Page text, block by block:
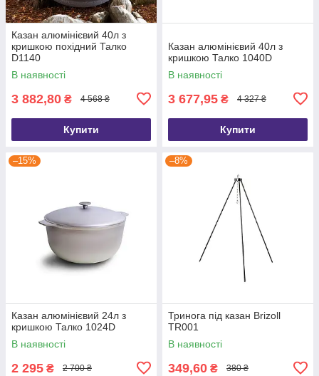
Казан алюмінієвий 40л з
кришкою похідний Талко
D1140
В наявності
3 882,80 ₴ 4 568 ₴
Купити
Казан алюмінієвий 40л з
кришкою Талко 1040D
В наявності
3 677,95 ₴ 4 327 ₴
Купити
–15%
Казан алюмінієвий 24л з
кришкою Талко 1024D
В наявності
2 295 ₴ 2 700 ₴
–8%
Тринога під казан Brizoll
TR001
В наявності
349,60 ₴ 380 ₴